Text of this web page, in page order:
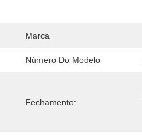
Marca
Número Do Modelo
Fechamento: